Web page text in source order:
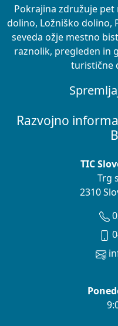
Razvojno
TIC
Trg
2310
Pokrajina združuje
dolino, Ložniško dolino,
seveda ožje mestno
raznolik, pregleden in
turistične